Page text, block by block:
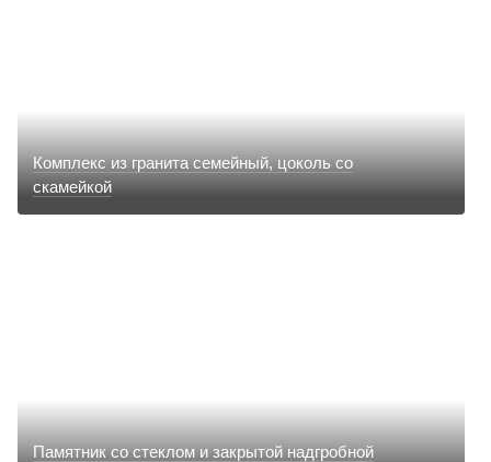
Комплекс из гранита семейный, цоколь со
скамейкой
Памятник со стеклом и закрытой надгробной